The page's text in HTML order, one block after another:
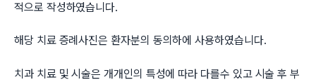
적으로 작성하였습니다.
해당 치료 증례사진은 환자분의 동의하에 사용하였습니다.
치과 치료 및 시술은 개개인의 특성에 따라 다를수 있고 시술 후 부